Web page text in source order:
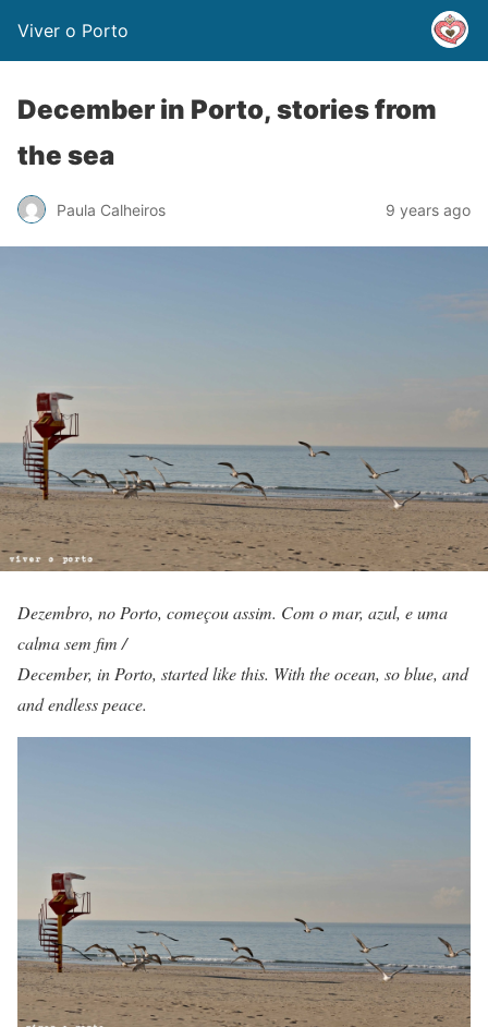
Viver o Porto
December in Porto, stories from
the sea
Paula Calheiros 9 years ago
Dezembro, no Porto, começou assim. Com o mar, azul, e uma
calma sem fim /
December, in Porto, started like this. With the ocean, so blue, and
and endless peace.